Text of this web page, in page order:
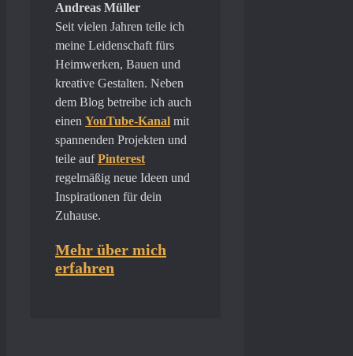
Andreas Müller
Seit vielen Jahren teile ich
meine Leidenschaft fürs
Heimwerken, Bauen und
kreative Gestalten. Neben
dem Blog betreibe ich auch
einen YouTube-Kanal mit
spannenden Projekten und
teile aufPinterest
regelmäßig neue Ideen und
Inspirationen für dein
Zuhause.
Mehr über mich
erfahren